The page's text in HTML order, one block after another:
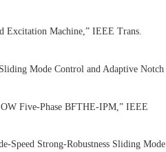
Excitation Machine,” IEEE Trans.
Mode Control and Adaptive Notch
Five-Phase BFTHE-IPM,” IEEE
Speed Strong-Robustness Sliding Mode